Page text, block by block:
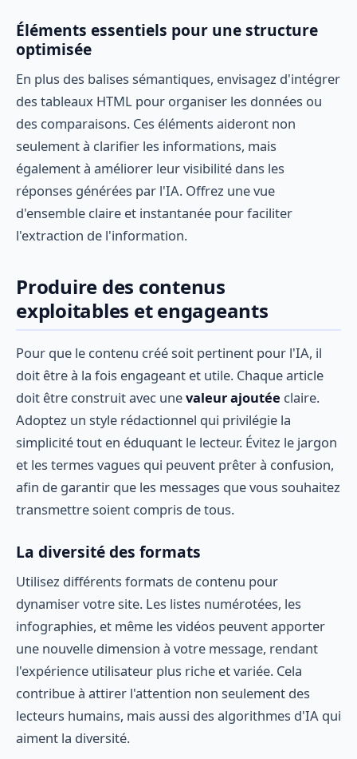
Éléments essentiels pour une structure
optimisée
En plus des balises sémantiques, envisagez d'intégrer
des tableaux HTML pour organiser les données ou
des comparaisons. Ces éléments aideront non
seulement à clarifier les informations, mais
également à améliorer leur visibilité dans les
réponses générées par l'IA. Offrez une vue
d'ensemble claire et instantanée pour faciliter
l'extraction de l'information.
Produire des contenus
exploitables et engageants
Pour que le contenu créé soit pertinent pour l'IA, il
doit être à la fois engageant et utile. Chaque article
doit être construit avec unevaleur ajoutée claire.
Adoptez un style rédactionnel qui privilégie la
simplicité tout en éduquant le lecteur. Évitez le jargon
et les termes vagues qui peuvent prêter à confusion,
afin de garantir que les messages que vous souhaitez
transmettre soient compris de tous.
La diversité des formats
Utilisez différents formats de contenu pour
dynamiser votre site. Les listes numérotées, les
infographies, et même les vidéos peuvent apporter
une nouvelle dimension à votre message, rendant
l'expérience utilisateur plus riche et variée. Cela
contribue à attirer l'attention non seulement des
lecteurs humains, mais aussi des algorithmes d'IA qui
aiment la diversité.